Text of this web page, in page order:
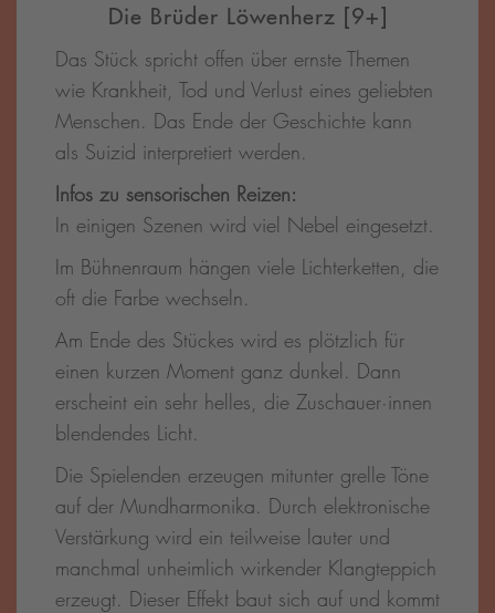
Die Brüder Löwenherz [9+]
Das Stück spricht offen über ernste Themen
wie Krankheit, Tod und Verlust eines geliebten
Menschen. Das Ende der Geschichte kann
als Suizid interpretiert werden.
Infos zu sensorischen Reizen:
In einigen Szenen wird viel Nebel eingesetzt.
Im Bühnenraum hängen viele Lichterketten, die
oft die Farbe wechseln.
Am Ende des Stückes wird es plötzlich für
einen kurzen Moment ganz dunkel. Dann
erscheint ein sehr helles, die Zuschauer·innen
blendendes Licht.
Die Spielenden erzeugen mitunter grelle Töne
auf der Mundharmonika. Durch elektronische
Verstärkung wird ein teilweise lauter und
manchmal unheimlich wirkender Klangteppich
erzeugt. Dieser Effekt baut sich auf und kommt